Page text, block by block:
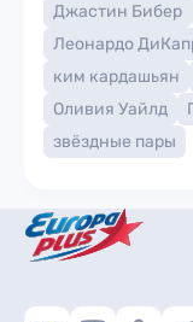
Джастин Бибер
Леонардо
ким кардашьян
Оливия Уайлд
звёздные пары